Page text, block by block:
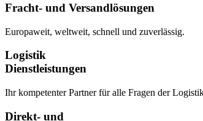
Fracht- und Versandlösungen
Europaweit, weltweit, schnell und zuverlässig.
Logistik
Dienstleistungen
Ihr kompetenter Partner für alle Fragen der
Direkt- und